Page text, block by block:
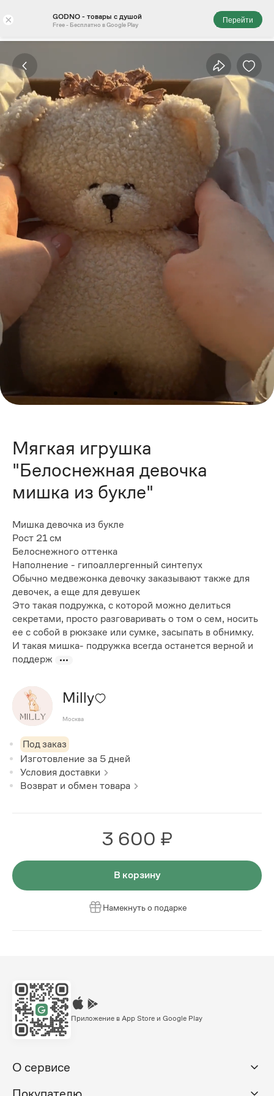
× GODNO - товары с душой
Free - Бесплатно в Google Play
Перейти
Мягкая игрушка
"Белоснежная девочка
мишка из букле"
Мишка девочка из букле
Рост 21 см
Белоснежного оттенка
Наполнение - гипоаллергенный синтепух
Обычно медвежонка девочку заказывают также для
девочек, а еще для девушек
Это такая подружка, с которой можно делиться
секретами, просто разговаривать о том о сем, носить
ее с собой в рюкзаке или сумке, засыпать в обнимку.
И такая мишка- подружка всегда останется верной и
поддерж
Milly
Москва
Под заказ
Изготовление за 5 дней
Условия доставки
Возврат и обмен товара
3 600 ₽
В корзину
Намекнуть о подарке
Приложение в App Store и Google Play
О сервисе